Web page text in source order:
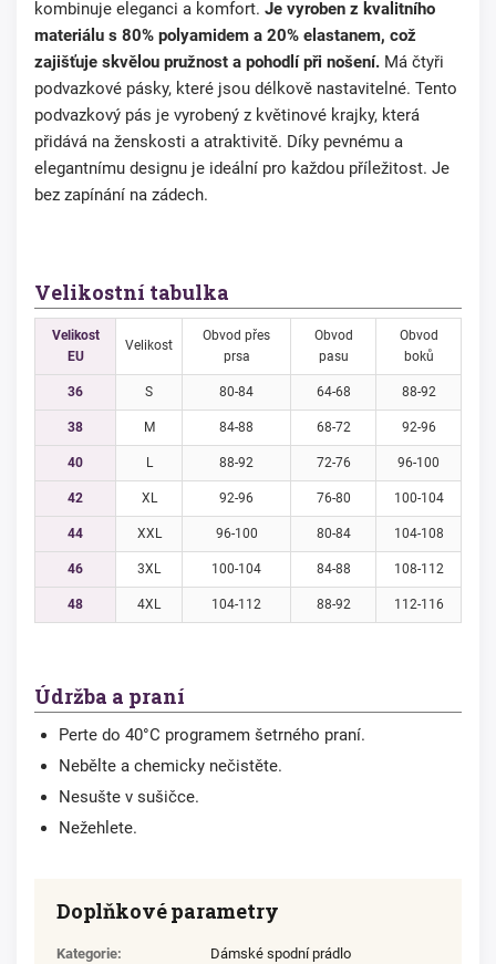
kombinuje eleganci a komfort. Je vyroben z kvalitního
materiálu s 80% polyamidem a 20% elastanem, což
zajišťuje skvělou pružnost a pohodlí při nošení. Má čtyři
podvazkové pásky, které jsou délkově nastavitelné. Tento
podvazkový pás je vyrobený z květinové krajky, která
přidává na ženskosti a atraktivitě. Díky pevnému a
elegantnímu designu je ideální pro každou příležitost. Je
bez zapínání na zádech.
Velikostní tabulka
Velikost
EU
Velikost
Obvod přes
prsa
Obvod
pasu
Obvod
boků
36 S 80-84 64-68 88-92
38 M 84-88 68-72 92-96
40 L 88-92 72-76 96-100
42 XL 92-96 76-80 100-104
44 XXL 96-100 80-84 104-108
46 3XL 100-104 84-88 108-112
48 4XL 104-112 88-92 112-116
Údržba a praní
Perte do 40°C programem šetrného praní.
Nebělte a chemicky nečistěte.
Nesušte v sušičce.
Nežehlete.
Doplňkové parametry
Kategorie: Dámské spodní prádlo